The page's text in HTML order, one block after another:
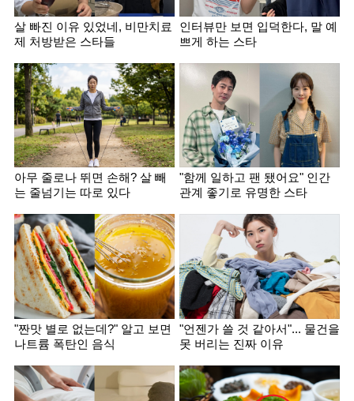
살 빠진 이유 있었네, 비만치료
제 처방받은 스타들
인터뷰만 보면 입덕한다, 말 예
쁘게 하는 스타
아무 줄로나 뛰면 손해? 살 빼
는 줄넘기는 따로 있다
"함께 일하고 팬 됐어요" 인간
관계 좋기로 유명한 스타
"짠맛 별로 없는데?" 알고 보면
나트륨 폭탄인 음식
"언젠가 쓸 것 같아서"... 물건을
못 버리는 진짜 이유